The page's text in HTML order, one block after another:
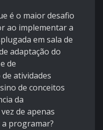
é o maior desafio
ao implementar a
em sala de
adaptação do
de
atividades
de conceitos
da
de apenas
programar?